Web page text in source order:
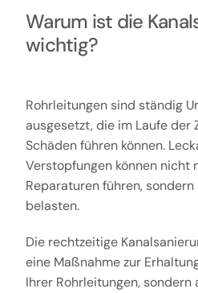
Warum ist die
wichtig?
Rohrleitungen sind ständig
ausgesetzt, die im Laufe der
Schäden führen können.
Verstopfungen können nicht
Reparaturen führen,
belasten.
Die rechtzeitige
eine Maßnahme zur
Ihrer Rohrleitungen,